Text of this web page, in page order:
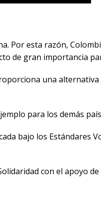
Por esta razón,
de gran importancia
una
para los demás
bajo los Estándares
con el apoyo